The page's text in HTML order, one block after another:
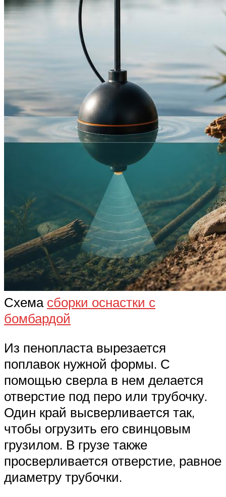
Схема сборки оснастки с
бомбардой
Из пенопласта вырезается
поплавок нужной формы. С
помощью сверла в нем делается
отверстие под перо или трубочку.
Один край высверливается так,
чтобы огрузить его свинцовым
грузилом. В грузе также
просверливается отверстие, равное
диаметру трубочки.